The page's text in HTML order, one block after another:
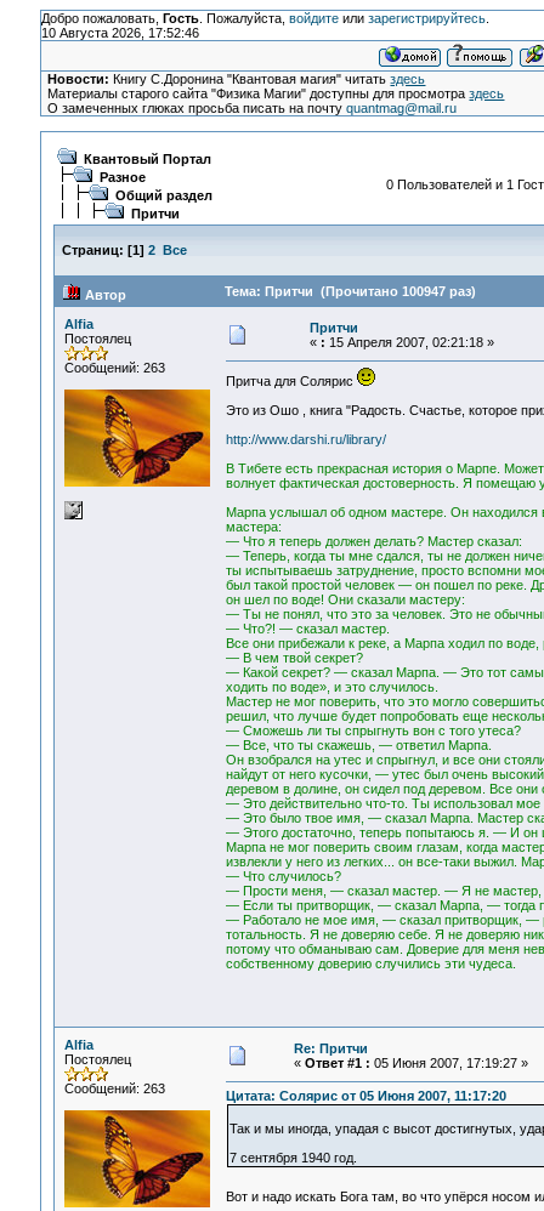
Добро пожаловать, Гость. Пожалуйста, войдитеили зарегистрируйтесь.
10 Августа 2026, 17:52:46
Новости: Книгу С.Доронина "Квантовая магия" читатьздесь
Материалы старого сайта "Физика Магии" доступны для просмотраздесь
О замеченных глюках просьба писать на почтуquantmag@mail.ru
Квантовый Портал
Разное
Общий раздел
Притчи
0 Пользователей и 1
Страниц: [1] 2 Все
Автор Тема: Притчи (Прочитано 100947 раз)
Alfia
Постоялец
Сообщений: 263
Притчи
« : 15 Апреля 2007, 02:21:18 »
Притча для Солярис
Это из Ошо , книга "Радость. Счастье, которое
http://www.darshi.ru/library/
В Тибете есть прекрасная история о Марпе.
волнует фактическая достоверность. Я помещаю
Марпа услышал об одном мастере. Он находился
мастера:
— Что я теперь должен делать? Мастер сказал:
— Теперь, когда ты мне сдался, ты не должен
ты испытываешь затруднение, просто вспомни
был такой простой человек — он пошел по реке.
он шел по воде! Они сказали мастеру:
— Ты не понял, что это за человек. Это не
— Что?! — сказал мастер.
Все они прибежали к реке, а Марпа ходил по воде,
— В чем твой секрет?
— Какой секрет? — сказал Марпа. — Это тот
ходить по воде», и это случилось.
Мастер не мог поверить, что это могло
решил, что лучше будет попробовать еще
— Сможешь ли ты спрыгнуть вон с того утеса?
— Все, что ты скажешь, — ответил Марпа.
Он взобрался на утес и спрыгнул, и все они
найдут от него кусочки, — утес был очень
деревом в долине, он сидел под деревом. Все
— Это действительно что-то. Ты использовал мое
— Это было твое имя, — сказал Марпа. Мастер
— Этого достаточно, теперь попытаюсь я. — И он
Марпа не мог поверить своим глазам, когда
извлекли у него из легких... он все-таки выжил.
— Что случилось?
— Прости меня, — сказал мастер. — Я не мастер,
— Если ты притворщик, — сказал Марпа, — тогда
— Работало не мое имя, — сказал притворщик, —
тотальность. Я не доверяю себе. Я не доверяю
потому что обманываю сам. Доверие для меня
собственному доверию случились эти чудеса.
Alfia
Постоялец
Сообщений: 263
Re: Притчи
« Ответ #1 : 05 Июня 2007, 17:19:27 »
Цитата: Солярис от 05 Июня 2007, 11:17:20
Так и мы иногда, упадая с высот достигнутых,
7 сентября 1940 год.
Вот и надо искать Бога там, во что упёрся носом